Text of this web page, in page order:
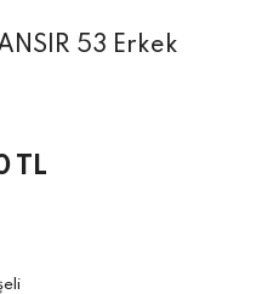
53 Erkek
TL